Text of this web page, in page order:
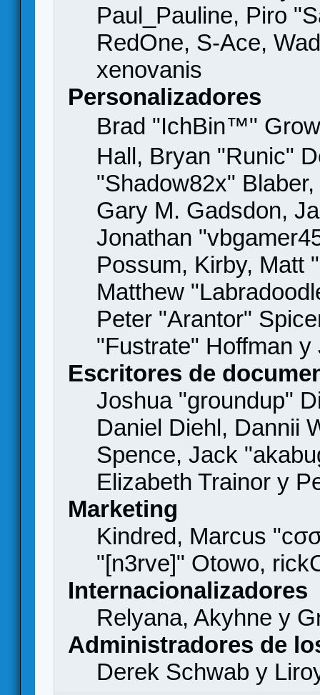
Paul_Pauline, Piro
RedOne, S-Ace,
xenovanis
Personalizadores
Brad "IchBin™"
Hall, Bryan "Runic"
"Shadow82x"
Gary M. Gadsdon,
Jonathan
Possum, Kirby, Matt
Matthew
Peter "Arantor"
"Fustrate" Hoffman
Escritores de
Joshua "groundup"
Daniel Diehl, Dannii
Spence, Jack
Elizabeth Trainor y
Marketing
Kindred, Marcus
"[n3rve]" Otowo,
Internacionalizadores
Relyana, Akyhne y
Administradores de
Derek Schwab y